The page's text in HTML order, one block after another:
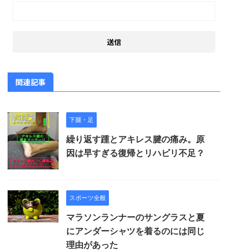
関連記事
下腿・足
繰り返す踵とアキレス腱の痛み。原
因は早すぎる復帰とリハビリ不足？
スポーツ全般
マラソンランナーのサングラスと夏
にアンダーシャツを着るのには同じ
理由があった